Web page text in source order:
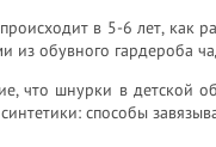
в 5-6 лет, как
из обувного гардероба
что шнурки в детской
способы